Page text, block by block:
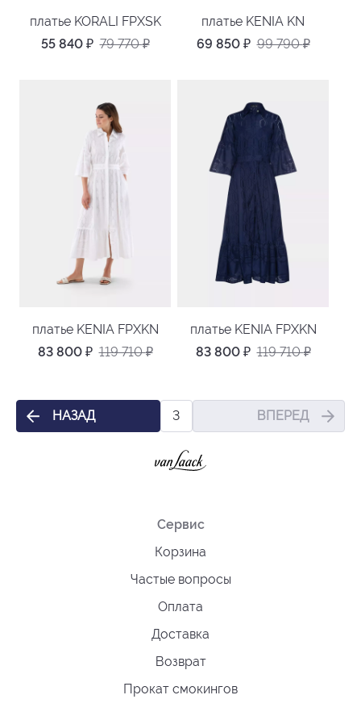
платье KORALI FPXSK
55 840 ₽ 79 770₽
платье KENIA KN
69 850 ₽ 99 790₽
платье KENIA FPXKN
83 800 ₽ 119 710₽
платье KENIA FPXKN
83 800 ₽ 119 710₽
НАЗАД 3 ВПЕРЕД
Сервис
Корзина
Частые вопросы
Оплата
Доставка
Возврат
Прокат смокингов